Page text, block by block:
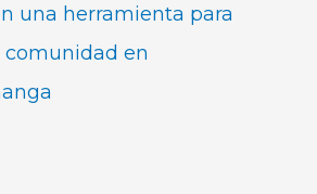
una herramienta para
en